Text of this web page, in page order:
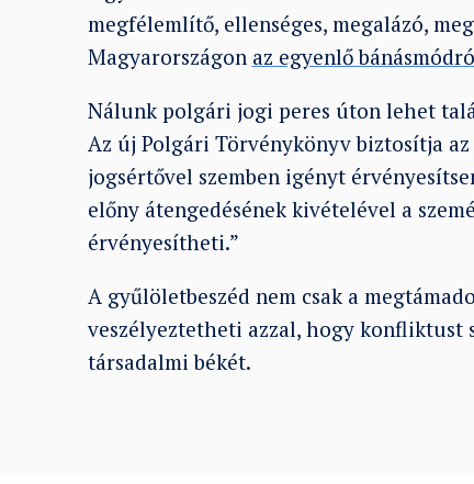
megfélemlítő, ellenséges, megalázó,
Magyarországon az egyenlő
Nálunk polgári jogi peres úton lehet
Az új Polgári Törvénykönyv biztosítja
jogsértővel szemben igényt
előny átengedésének kivételével a
érvényesítheti.”
A gyűlöletbeszéd nem csak a
veszélyeztetheti azzal, hogy konfliktust
társadalmi békét.